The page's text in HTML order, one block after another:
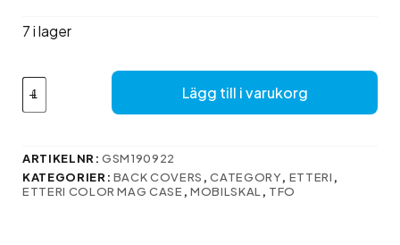
7 i lager
Etteri
Color
Mag-
till
14
Lägg till i varukorg
ARTIKELNR:GSM190922
KATEGORIER: BACK COVERS ,CATEGORY, ETTERI ,
ETTERI COLOR MAG CASE , MOBILSKAL , TFO